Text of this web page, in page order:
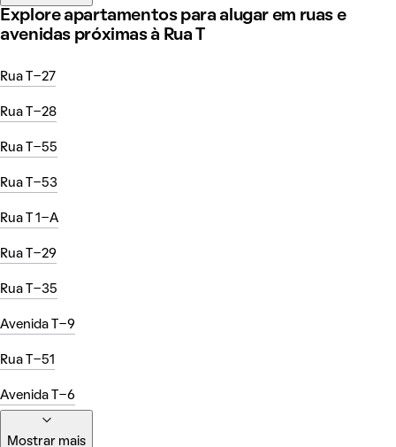
Explore apartamentos para alugar em ruas e
avenidas próximas à Rua T
Rua T-27
Rua T-28
Rua T-55
Rua T-53
Rua T 1-A
Rua T-29
Rua T-35
Avenida T-9
Rua T-51
Avenida T-6
Mostrar mais